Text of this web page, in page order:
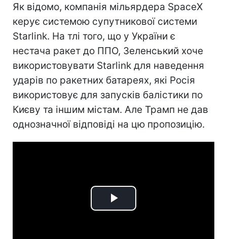
Як відомо, компанія мільярдера SpaceX
керує системою супутникової системи
Starlink. На тлі того, що у України є
нестача ракет до ППО, Зеленський хоче
використовувати Starlink для наведення
ударів по ракетних батареях, які Росія
використовує для запусків балістики по
Києву та іншим містам. Але Трамп не дав
однозначної відповіді на цю пропозицію.
Play